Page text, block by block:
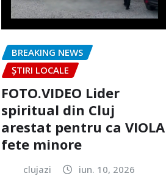
BREAKING NEWS
ȘTIRI LOCALE
FOTO.VIDEO Lider
spiritual din Cluj
arestat pentru ca VIOLA
fete minore
clujazi iun. 10, 2026